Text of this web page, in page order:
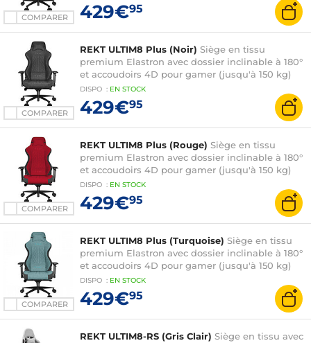
COMPARER 429€95
COMPARER
REKT ULTIM8 Plus (Noir) Siège en tissu
premium Elastron avec dossier inclinable à 180°
et accoudoirs 4D pour gamer (jusqu'à 150 kg)
DISPO : EN STOCK
429€95
COMPARER
REKT ULTIM8 Plus (Rouge) Siège en tissu
premium Elastron avec dossier inclinable à 180°
et accoudoirs 4D pour gamer (jusqu'à 150 kg)
DISPO : EN STOCK
429€95
COMPARER
REKT ULTIM8 Plus (Turquoise) Siège en tissu
premium Elastron avec dossier inclinable à 180°
et accoudoirs 4D pour gamer (jusqu'à 150 kg)
DISPO : EN STOCK
429€95
REKT ULTIM8-RS (Gris Clair) Siège en tissu avec